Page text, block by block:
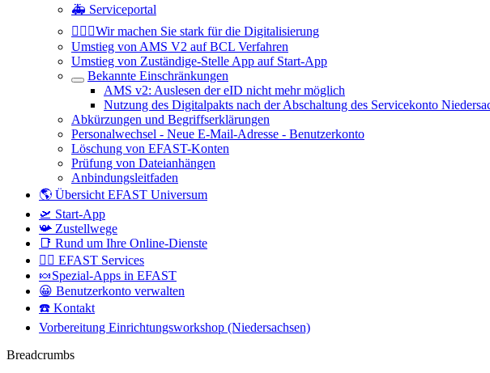
🚑 Serviceportal
🏋🏻‍♂️Wir machen Sie stark für die Digitalisierung
Umstieg von AMS V2 auf BCL Verfahren
Umstieg von Zuständige-Stelle App auf Start-App
Bekannte Einschränkungen
AMS v2: Auslesen der eID nicht mehr möglich
Nutzung des Digitalpakts nach der Abschaltung des Servicekonto
Abkürzungen und Begriffserklärungen
Personalwechsel - Neue E-Mail-Adresse - Benutzerkonto
Löschung von EFAST-Konten
Prüfung von Dateianhängen
Anbindungsleitfaden
🌎 Übersicht EFAST Universum
🛫 Start-App
📯 Zustellwege
📑 Rund um Ihre Online-Dienste
🤷‍♀️ EFAST Services
🍬Spezial-Apps in EFAST
😀 Benutzerkonto verwalten
☎️ Kontakt
Vorbereitung Einrichtungsworkshop (Niedersachsen)
Breadcrumbs